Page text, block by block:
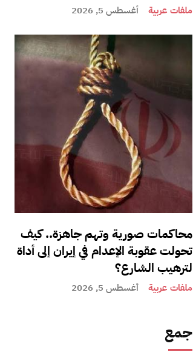
ملفات عربية أغسطس 5, 2026
محاكمات صورية وتهم جاهزة.. كيف
تحولت عقوبة الإعدام في إيران إلى أداة
لترهيب الشارع؟
ملفات عربية أغسطس 5, 2026
جمع